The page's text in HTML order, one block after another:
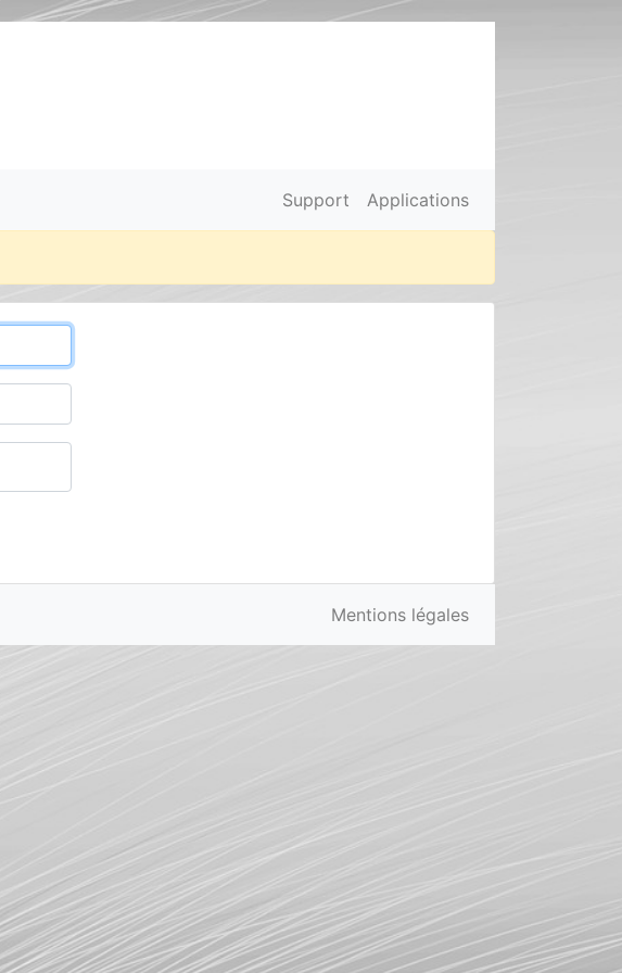
Support Applications
Mentions légales